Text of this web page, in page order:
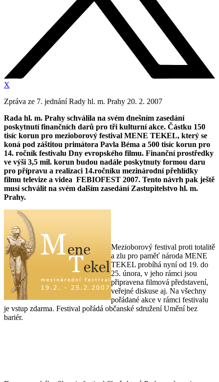
X
Zpráva ze 7. jednání Rady hl. m. Prahy 20. 2. 2007
Rada hl. m. Prahy schválila na svém dnešním zasedání
poskytnutí finančních darů pro tři kulturní akce. Částku 150
tisíc korun pro mezioborový festival MENE TEKEL, který se
koná pod záštitou primátora Pavla Béma a 500 tisíc korun pro
14. ročník festivalu Dny evropského filmu. Finanční prostředky
ve výši 3,5 mil. korun budou nadále poskytnuty formou daru
pro přípravu a realizaci 14.ročníku mezinárodní přehlídky
filmu televize a videa FEBIOFEST 2007. Tento návrh pak ještě
musí schválit na svém dalším zasedání Zastupitelstvo hl. m.
Prahy.
Mezioborový festival proti totalitě
a zlu pro paměť národa MENE
TEKEL probíhá nyní od 19. do
25. února, v jeho rámci jsou
připravena filmová představení,
veřejné diskuse aj. Na všechny
pořádané akce v rámci festivalu
je vstup zdarma. Festival pořádá občanské sdružení Umění bez
bariér.